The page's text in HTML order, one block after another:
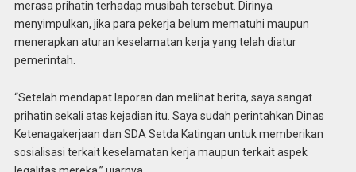
merasa prihatin terhadap musibah tersebut. Dirinya
menyimpulkan, jika para pekerja belum mematuhi maupun
menerapkan aturan keselamatan kerja yang telah diatur
pemerintah.
“Setelah mendapat laporan dan melihat berita, saya sangat
prihatin sekali atas kejadian itu. Saya sudah perintahkan Dinas
Ketenagakerjaan dan SDA Setda Katingan untuk memberikan
sosialisasi terkait keselamatan kerja maupun terkait aspek